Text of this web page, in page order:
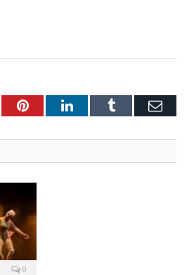
PinterestLinkedInTumblr E-
0